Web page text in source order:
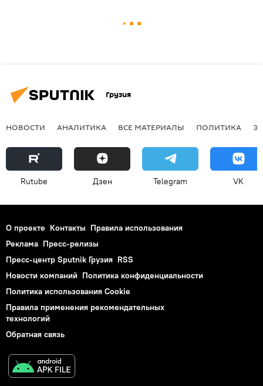
Грузия
НОВОСТИ АНАЛИТИКА ВСЕ МАТЕРИАЛЫ ПОЛИТИКА
Rutube Дзен Telegram VK
О проекте Контакты Правила использования
Реклама Пресс-релизы
Пресс-центр Sputnik Грузия RSS
Новости компаний Политика конфиденциальности
Политика использования Cookie
Правила применения рекомендательных
технологий
Обратная связь